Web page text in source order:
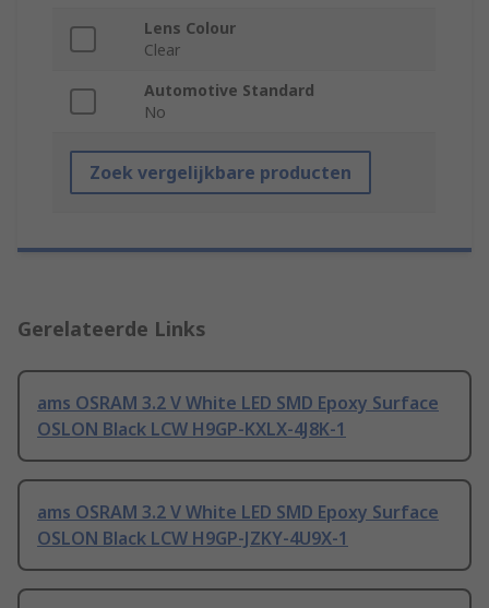
Lens Colour
Clear
Automotive Standard
No
Zoek vergelijkbare producten
Gerelateerde Links
ams OSRAM 3.2 V White LED SMD Epoxy Surface
OSLON Black LCW H9GP-KXLX-4J8K-1
ams OSRAM 3.2 V White LED SMD Epoxy Surface
OSLON Black LCW H9GP-JZKY-4U9X-1